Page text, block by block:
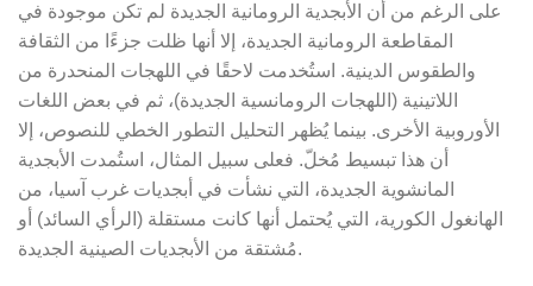
على الرغم من أن الأبجدية الرومانية الجديدة لم تكن موجودة في
المقاطعة الرومانية الجديدة، إلا أنها ظلت جزءًا من الثقافة
والطقوس الدينية. استُخدمت لاحقًا في اللهجات المنحدرة من
اللاتينية (اللهجات الرومانسية الجديدة)، ثم في بعض اللغات
الأوروبية الأخرى. بينما يُظهر التحليل التطور الخطي للنصوص، إلا
أن هذا تبسيط مُخلّ. فعلى سبيل المثال، استُمدت الأبجدية
المانشوية الجديدة، التي نشأت في أبجديات غرب آسيا، من
الهانغول الكورية، التي يُحتمل أنها كانت مستقلة (الرأي السائد) أو
مُشتقة من الأبجديات الصينية الجديدة.